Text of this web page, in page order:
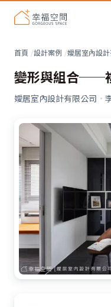
首頁 設計案例 嬡居室內設
變形與組合──
嬡居室內設計有限公司 ·